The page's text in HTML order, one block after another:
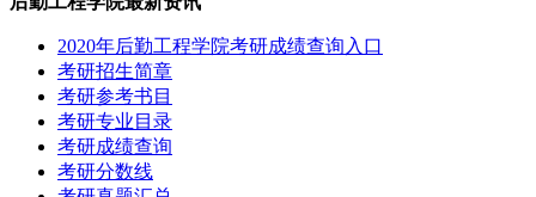
2020年后勤工程学院考研成绩查询入口
考研招生简章
考研参考书目
考研专业目录
考研成绩查询
考研分数线